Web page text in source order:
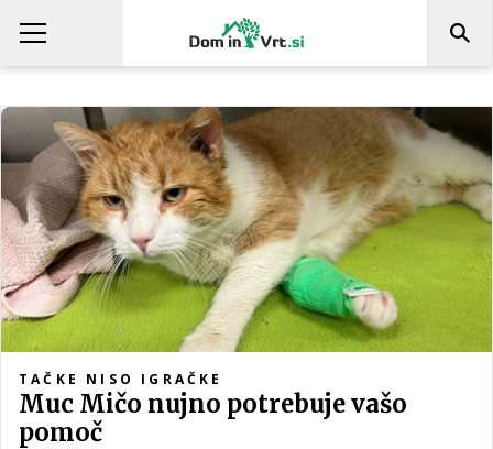
TAČKE NISO IGRAČKE
Muc Mičo nujno potrebuje vašo
pomoč